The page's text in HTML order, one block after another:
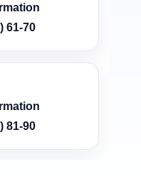
61-70
81-90